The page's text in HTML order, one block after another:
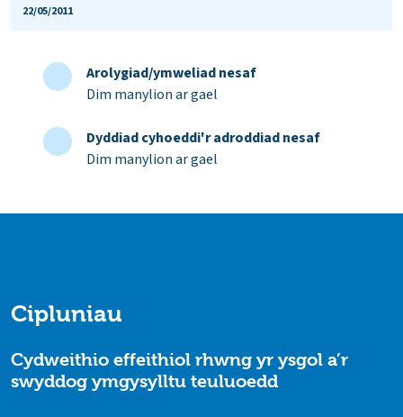
22/05/2011
Arolygiad/ymweliad nesaf
Dim manylion ar gael
Dyddiad cyhoeddi'r adroddiad nesaf
Dim manylion ar gael
Cipluniau
Cydweithio effeithiol rhwng yr ysgol a’r
swyddog ymgysylltu teuluoedd